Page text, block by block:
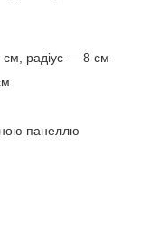
см, радіус — 8 см
панеллю